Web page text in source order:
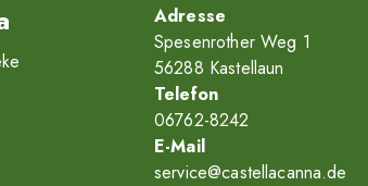
Adresse
Spesenrother Weg 1
56288 Kastellaun
Telefon
06762-8242
E-Mail
service@castellacanna.de